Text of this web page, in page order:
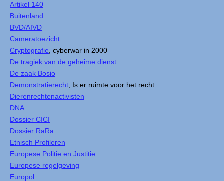
Artikel 140
Buitenland
BVD/AIVD
Cameratoezicht
Cryptografie , cyberwar in 2000
De tragiek van de geheime dienst
De zaak Bosio
Demonstratierecht , Is er ruimte voor het recht
Dierenrechtenactivisten
DNA
Dossier CICI
Dossier RaRa
Etnisch Profileren
Europese Politie en Justitie
Europese regelgeving
Europol